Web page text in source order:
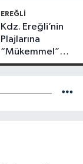
EREĞLI
Kdz. Ereğli’nin
Plajlarına
“Mükemmel”
Notu!